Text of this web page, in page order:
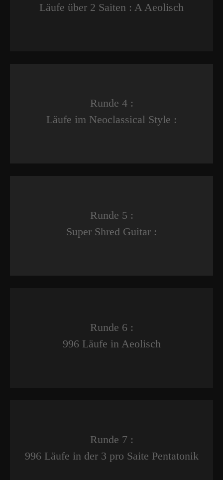
Läufe über 2 Saiten : A Aeolisch
Runde 4 :
Läufe im Neoclassical Style :
Runde 5 :
Super Shred Guitar :
Runde 6 :
996 Läufe in Aeolisch
Runde 7 :
996 Läufe in der 3 pro Saite Pentatonik